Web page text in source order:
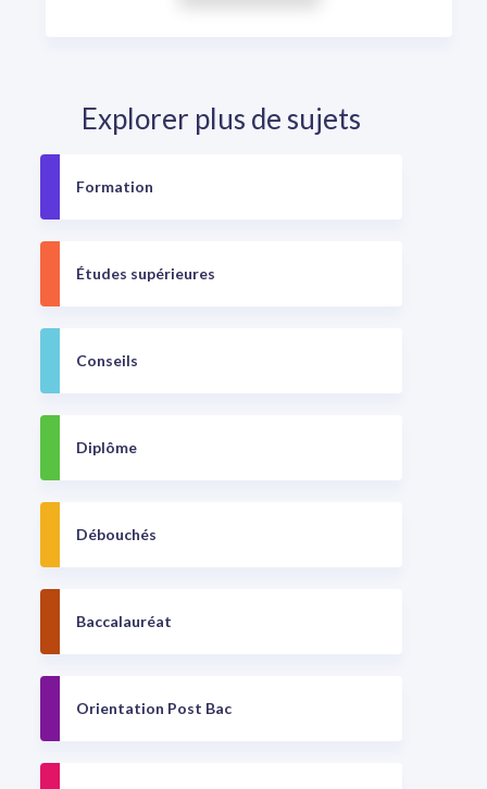
Explorer plus de sujets
Formation
Études supérieures
Conseils
Diplôme
Débouchés
Baccalauréat
Orientation Post Bac